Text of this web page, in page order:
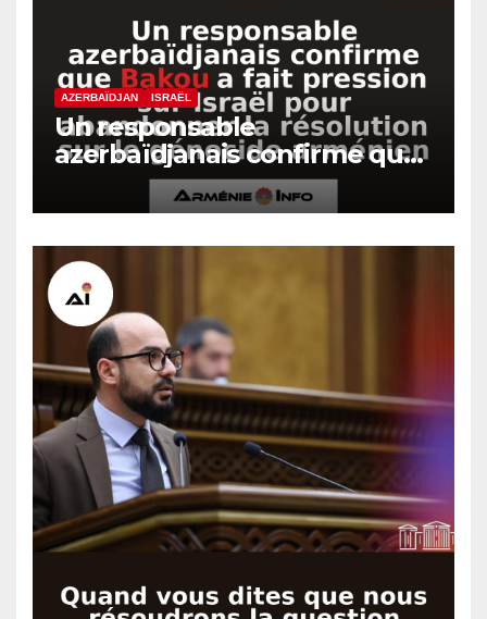
AZERBAÏDJAN ISRAËL
Un responsable
azerbaïdjanais confirme que
Bakou a fait pression sur
Israël pour abandonner la
arménien